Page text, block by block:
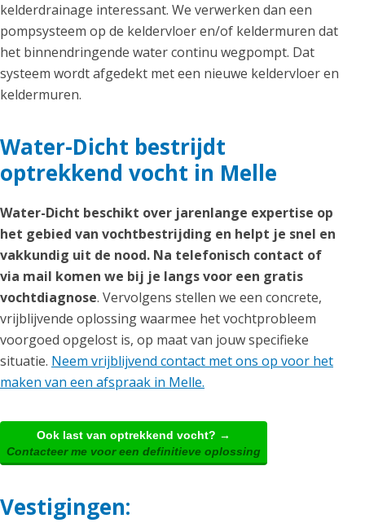
kelderdrainage interessant. We verwerken dan een
pompsysteem op de keldervloer en/of keldermuren dat
het binnendringende water continu wegpompt. Dat
systeem wordt afgedekt met een nieuwe keldervloer en
keldermuren.
Water-Dicht bestrijdt
optrekkend vocht in Melle
Water-Dicht beschikt over jarenlange expertise op
het gebied van vochtbestrijding en helpt je snel en
vakkundig uit de nood. Na telefonisch contact of
via mail komen we bij je langs voor een gratis
vochtdiagnose. Vervolgens stellen we een concrete,
vrijblijvende oplossing waarmee het vochtprobleem
voorgoed opgelost is, op maat van jouw specifieke
situatie. Neem vrijblijvend contact met ons op voor het
maken van een afspraak in Melle.
Ook last van optrekkend vocht? →
Contacteer me voor een definitieve oplossing
Vestigingen: